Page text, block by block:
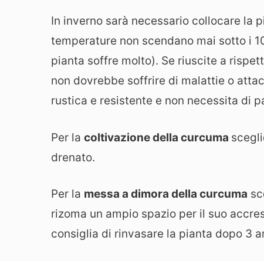
In inverno sarà necessario collocare la
temperature non scendano mai sotto i
pianta soffre molto). Se riuscite a
non dovrebbe soffrire di malattie o
rustica e resistente e non necessita di
Per la coltivazione della curcuma
drenato.
Per la messa a dimora della curcuma
rizoma un ampio spazio per il suo
consiglia di rinvasare la pianta dopo 3